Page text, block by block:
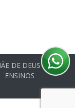
DE DEUS
ENSINOS